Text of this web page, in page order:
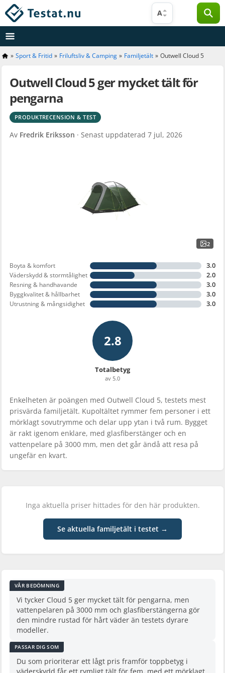
Hoppa
till
innehåll
A
» Sport & Fritid » Friluftsliv & Camping » Familjetält » Outwell Cloud 5
Outwell Cloud 5 ger mycket tält för
pengarna
PRODUKTRECENSION & TEST
Av Fredrik Eriksson · Senast uppdaterad 7 jul, 2026
2
Boyta & komfort 3.0
Väderskydd & stormtålighet 2.0
Resning & handhavande 3.0
Byggkvalitet & hållbarhet 3.0
Utrustning & mångsidighet 3.0
2.8
Totalbetyg
av 5.0
Enkelheten är poängen med Outwell Cloud 5, testets mest
prisvärda familjetält. Kupoltältet rymmer fem personer i ett
mörklagt sovutrymme och delar upp ytan i två rum. Bygget
är rakt igenom enklare, med glasfiberstänger och en
vattenpelare på 3000 mm, men det går ändå att resa på
ungefär en kvart.
Inga aktuella priser hittades för den här produkten.
Se aktuella familjetält i testet →
VÅR BEDÖMNING
Vi tycker Cloud 5 ger mycket tält för pengarna, men
vattenpelaren på 3000 mm och glasfiberstängerna gör
den mindre rustad för hårt väder än testets dyrare
modeller.
PASSAR DIG SOM
Du som prioriterar ett lågt pris framför toppbetyg i